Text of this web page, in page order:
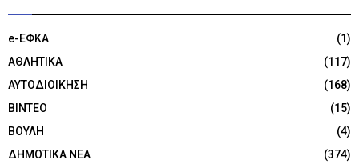
e-ΕΦΚΑ
(1)
ΑΘΛΗΤΙΚΑ
(117)
ΑΥΤΟΔΙΟΙΚΗΣΗ
(168)
ΒΙΝΤΕΟ
(15)
ΒΟΥΛΗ
(4)
ΔΗΜΟΤΙΚΑ ΝΕΑ
(374)